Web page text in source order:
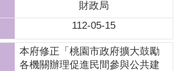
財政局
112-05-15
本府修正「桃園市政府擴大鼓勵
各機關辦理促進民間參與公共建